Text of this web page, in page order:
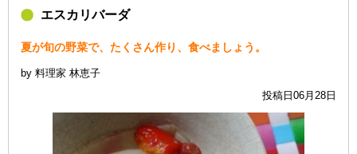
エスカリバーダ
夏が旬の野菜で、たくさん作り、食べましょう。
by 料理家 林恵子
投稿日06月28日